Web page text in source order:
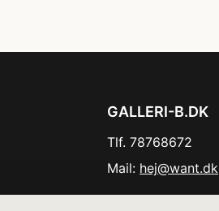
GALLERI-B.DK
Tlf. 78768672
Mail: hej@want.dk